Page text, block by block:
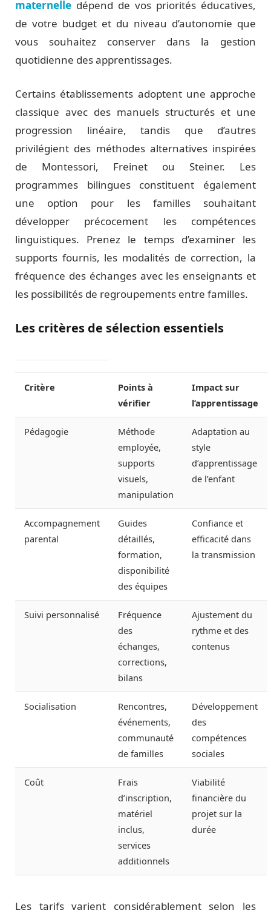
maternelle dépend de vos priorités éducatives,
de votre budget et du niveau d’autonomie que
vous souhaitez conserver dans la gestion
quotidienne des apprentissages.
Certains établissements adoptent une approche
classique avec des manuels structurés et une
progression linéaire, tandis que d’autres
privilégient des méthodes alternatives inspirées
de Montessori, Freinet ou Steiner. Les
programmes bilingues constituent également
une option pour les familles souhaitant
développer précocement les compétences
linguistiques. Prenez le temps d’examiner les
supports fournis, les modalités de correction, la
fréquence des échanges avec les enseignants et
les possibilités de regroupements entre familles.
Les critères de sélection essentiels
Critère
Points à
vérifier
Impact sur
l’apprentissage
Pédagogie
Méthode
employée,
supports
visuels,
manipulation
Adaptation au
style
d’apprentissage
de l’enfant
Accompagnement
parental
Guides
détaillés,
formation,
disponibilité
des équipes
Confiance et
efficacité dans
la transmission
Suivi personnalisé
Fréquence
des
échanges,
corrections,
bilans
Ajustement du
rythme et des
contenus
Socialisation
Rencontres,
événements,
communauté
de familles
Développement
des
compétences
sociales
Coût
Frais
d’inscription,
matériel
inclus,
services
additionnels
Viabilité
financière du
projet sur la
durée
Les tarifs varient considérablement selon les